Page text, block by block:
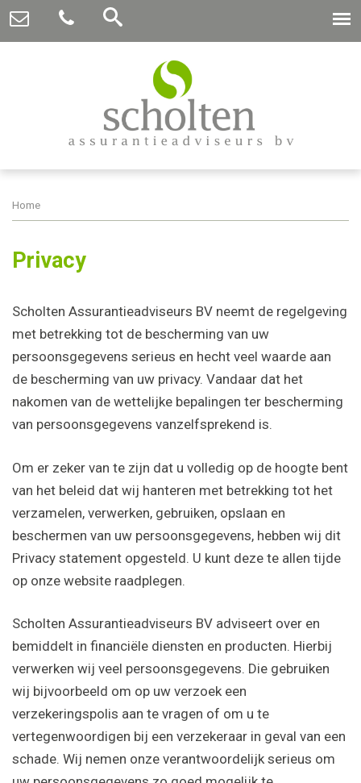
Home
Privacy
Scholten Assurantieadviseurs BV neemt de regelgeving
met betrekking tot de bescherming van uw
persoonsgegevens serieus en hecht veel waarde aan
de bescherming van uw privacy. Vandaar dat het
nakomen van de wettelijke bepalingen ter bescherming
van persoonsgegevens vanzelfsprekend is.
Om er zeker van te zijn dat u volledig op de hoogte bent
van het beleid dat wij hanteren met betrekking tot het
verzamelen, verwerken, gebruiken, opslaan en
beschermen van uw persoonsgegevens, hebben wij dit
Privacy statement opgesteld. U kunt deze te allen tijde
op onze website raadplegen.
Scholten Assurantieadviseurs BV adviseert over en
bemiddelt in financiële diensten en producten. Hierbij
verwerken wij veel persoonsgegevens. Die gebruiken
wij bijvoorbeeld om op uw verzoek een
verzekeringspolis aan te vragen of om u te
vertegenwoordigen bij een verzekeraar in geval van een
schade. Wij nemen onze verantwoordelijk serieus om